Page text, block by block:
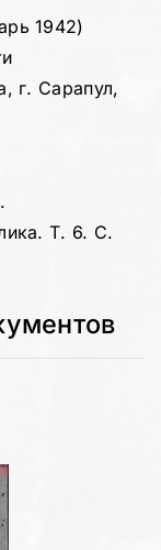
1942)
г. Сарапул,
Т. 6. С.